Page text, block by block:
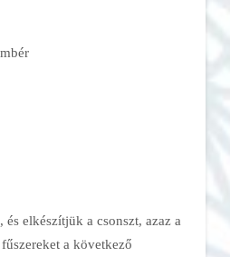
elkészítjük a csonszt, azaz a
a következő